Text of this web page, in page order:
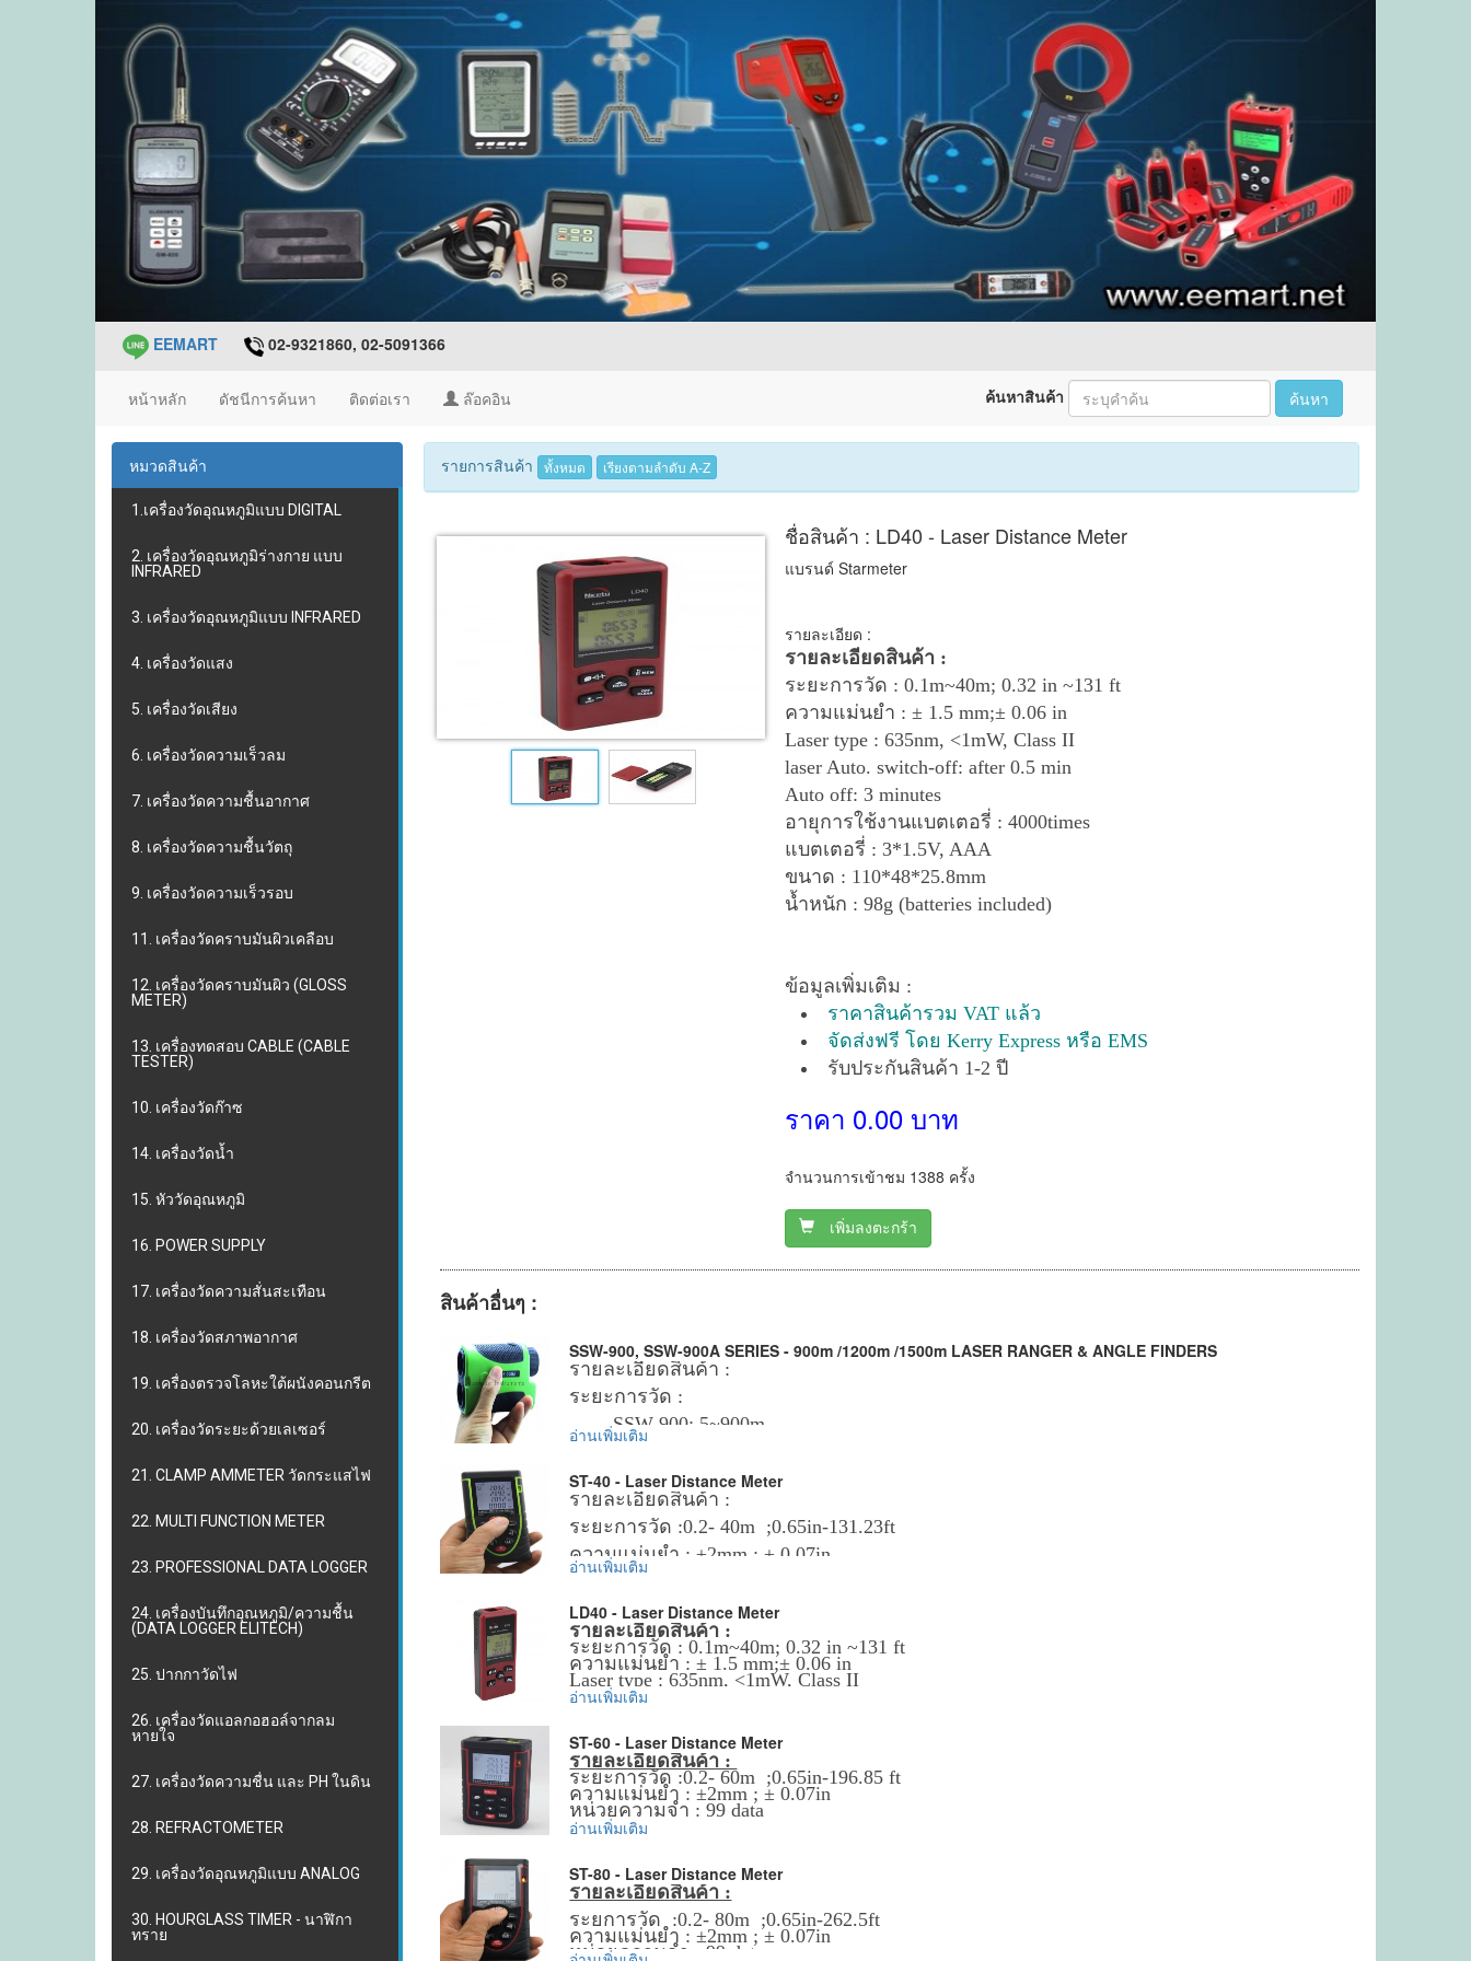
EEMART 02-9321860, 02-5091366
หน้าหลัก ดัชนีการค้นหา ติดต่อเรา ล๊อคอิน ค้นหาสินค้า ค้นหา
หมวดสินค้า
1.เครื่องวัดอุณหภูมิแบบ DIGITAL
2. เครื่องวัดอุณหภูมิร่างกาย แบบ
INFRARED
3. เครื่องวัดอุณหภูมิแบบ INFRARED
4. เครื่องวัดแสง
5. เครื่องวัดเสียง
6. เครื่องวัดความเร็วลม
7. เครื่องวัดความชื้นอากาศ
8. เครื่องวัดความชื้นวัตถุ
9. เครื่องวัดความเร็วรอบ
11. เครื่องวัดคราบมันผิวเคลือบ
12. เครื่องวัดคราบมันผิว (GLOSS
METER)
13. เครื่องทดสอบ CABLE (CABLE
TESTER)
10. เครื่องวัดก๊าซ
14. เครื่องวัดน้ำ
15. หัววัดอุณหภูมิ
16. POWER SUPPLY
17. เครื่องวัดความสั่นสะเทือน
18. เครื่องวัดสภาพอากาศ
19. เครื่องตรวจโลหะใต้ผนังคอนกรีต
20. เครื่องวัดระยะด้วยเลเซอร์
21. CLAMP AMMETER วัดกระแสไฟ
22. MULTI FUNCTION METER
23. PROFESSIONAL DATA LOGGER
24. เครื่องบันทึกอุณหภูมิ/ความชื้น
(DATA LOGGER ELITECH)
25. ปากกาวัดไฟ
26. เครื่องวัดแอลกอฮอล์จากลม
หายใจ
27. เครื่องวัดความชื่น และ PH ในดิน
28. REFRACTOMETER
29. เครื่องวัดอุณหภูมิแบบ ANALOG
30. HOURGLASS TIMER - นาฬิกา
ทราย
รายการสินค้า ทั้งหมด เรียงตามลำดับ A-Z
ชื่อสินค้า : LD40 - Laser Distance Meter
แบรนด์ Starmeter
รายละเอียด :
รายละเอียดสินค้า :
ระยะการวัด : 0.1m~40m; 0.32 in ~131 ft
ความแม่นยำ : ± 1.5 mm;± 0.06 in
Laser type : 635nm, <1mW, Class II
laser Auto. switch-off: after 0.5 min
Auto off: 3 minutes
อายุการใช้งานแบตเตอรี่ : 4000times
แบตเตอรี่ : 3*1.5V, AAA
ขนาด : 110*48*25.8mm
น้ำหนัก : 98g (batteries included)
ข้อมูลเพิ่มเติม :
ราคาสินค้ารวม VAT แล้ว
จัดส่งฟรี โดย Kerry Express หรือ EMS
รับประกันสินค้า 1-2 ปี
ราคา 0.00 บาท
จำนวนการเข้าชม 1388 ครั้ง
เพิ่มลงตะกร้า
สินค้าอื่นๆ :
SSW-900, SSW-900A SERIES - 900m /1200m /1500m LASER RANGER & ANGLE FINDERS
รายละเอียดสินค้า :
ระยะการวัด :
SSW-900: 5~900m
SSW-1500: 5~1500m
ความแม่นยำ : ±1m ±0.2%
Optical magnification: 6x
Optical field of view: 7
Diopter adjust: ±5
ความยาวคลื่นเลเซอร์ : 905nm
อุณหภูมิในการทำงาน : -20℃~50℃
การแสดงผล : LCD screen
ขนาด : 104x72x41mm
น้ำหนัก : 185g approx.
ข้อมูลเพิ่มเติม :
จัดส่งฟรี โดย Kerry Express หรือ EMS
รับประกันสินค้า 1-2 ปี
อ่านเพิ่มเติม
ST-40 - Laser Distance Meter
รายละเอียดสินค้า :
ระยะการวัด :0.2- 40m ;0.65in-131.23ft
ความแม่นยำ : ±2mm ; ± 0.07in
Laser type : 635nm, <1mW ,class II
Operation temperature : 0-40C (32-104F)
Storage temperature : -10-60C(14-140F)
Auto laser off : 20S
แบตเตอรี่ : 3*1.5V. AAA
ขนาด : 118*54*28mm
น้ำหนัก : 140g (batteries included)
ราคาสินค้ารวม VAT แล้ว
จัดส่งฟรี โดย Kerry Express หรือ EMS
รับประกันสินค้า 1-2 ปี
อ่านเพิ่มเติม
LD40 - Laser Distance Meter
รายละเอียดสินค้า :
ระยะการวัด : 0.1m~40m; 0.32 in ~131 ft
ความแม่นยำ : ± 1.5 mm;± 0.06 in
Laser type : 635nm, <1mW, Class II
laser Auto. switch-off: after 0.5 min
แบตเตอรี่ : 3*1.5V, AAA
ขนาด : 110*48*25.8mm
น้ำหนัก : 98g (batteries included)
ข้อมูลเพิ่มเติม :
รับประกันสินค้า 1-2 ปี
อ่านเพิ่มเติม
ST-60 - Laser Distance Meter
รายละเอียดสินค้า :
ระยะการวัด :0.2- 60m ;0.65in-196.85 ft
ความแม่นยำ : ±2mm ; ± 0.07in
หน่วยความจำ : 99 data
Laser type : 635nm, <1mW ,class II
Auto laser off : 20S
Auto power off : 150S
แบตเตอรี่ : 3*1.5V. AAA
ขนาด : 118*54*28mm
น้ำหนัก : 140g (batteries included)
อ่านเพิ่มเติม
ST-80 - Laser Distance Meter
รายละเอียดสินค้า :
ระยการวัด :0.2- 80m ;0.65in-262.5ft
ความแม่นยำ : ±2mm ; ± 0.07in
หน่วยความจำ : 99 data
อ่านเพิ่มเติม